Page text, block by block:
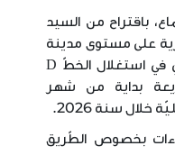
باقتراح من السيد
على مستوى مدينة
باردو حتى يتسنى الانطلاق التّدريجي في استغلال الخطّ D
بداية من شهر
بخصوص الطّريق